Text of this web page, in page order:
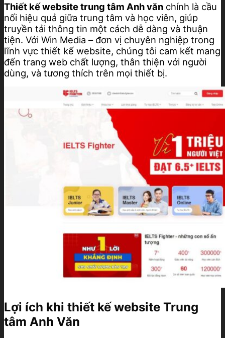
Thiết kế website trung tâm Anh văn chính là cầu
nối hiệu quả giữa trung tâm và học viên, giúp
truyền tải thông tin một cách dễ dàng và thuận
tiện. Với Win Media – đơn vị chuyên nghiệp trong
lĩnh vực thiết kế website, chúng tôi cam kết mang
đến trang web chất lượng, thân thiện với người
dùng, và tương thích trên mọi thiết bị.
Lợi ích khi thiết kế website Trung
tâm Anh Văn